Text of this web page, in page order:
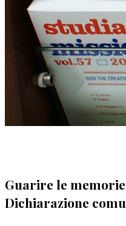
Guarire le
Dichiarazione